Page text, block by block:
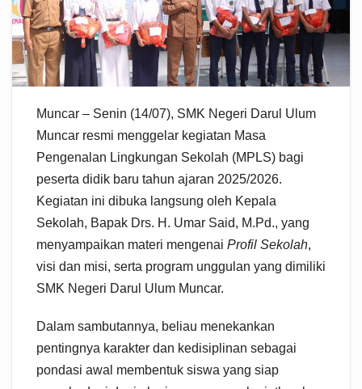
Muncar – Senin (14/07), SMK Negeri Darul Ulum
Muncar resmi menggelar kegiatan Masa
Pengenalan Lingkungan Sekolah (MPLS) bagi
peserta didik baru tahun ajaran 2025/2026.
Kegiatan ini dibuka langsung oleh Kepala
Sekolah, Bapak Drs. H. Umar Said, M.Pd., yang
menyampaikan materi mengenai Profil Sekolah,
visi dan misi, serta program unggulan yang dimiliki
SMK Negeri Darul Ulum Muncar.
Dalam sambutannya, beliau menekankan
pentingnya karakter dan kedisiplinan sebagai
pondasi awal membentuk siswa yang siap